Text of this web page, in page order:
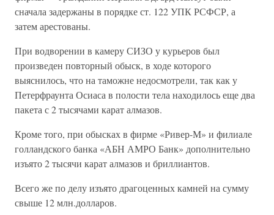
сначала задержаны в порядке ст. 122 УПК РСФСР, а
затем арестованы.
При водворении в камеру СИЗО у курьеров был
произведен повторный обыск, в ходе которого
выяснилось, что на таможне недосмотрели, так как у
Петерфраунта Осиаса в полости тела находилось еще два
пакета с 2 тысячами карат алмазов.
Кроме того, при обысках в фирме «Ривер-М» и филиале
голландского банка «АБН АМРО Банк» дополнительно
изъято 2 тысячи карат алмазов и бриллиантов.
Всего же по делу изъято драгоценных камней на сумму
свыше 12 млн.долларов.